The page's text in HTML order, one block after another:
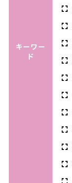
キーワー
ド